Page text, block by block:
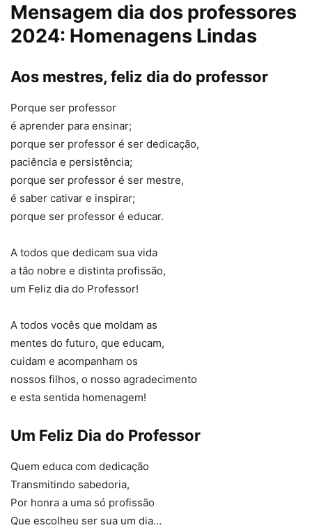
Mensagem dia dos professores
2024: Homenagens Lindas
Aos mestres, feliz dia do professor
Porque ser professor
é aprender para ensinar;
porque ser professor é ser dedicação,
paciência e persistência;
porque ser professor é ser mestre,
é saber cativar e inspirar;
porque ser professor é educar.
A todos que dedicam sua vida
a tão nobre e distinta profissão,
um Feliz dia do Professor!
A todos vocês que moldam as
mentes do futuro, que educam,
cuidam e acompanham os
nossos filhos, o nosso agradecimento
e esta sentida homenagem!
Um Feliz Dia do Professor
Quem educa com dedicação
Transmitindo sabedoria,
Por honra a uma só profissão
Que escolheu ser sua um dia…